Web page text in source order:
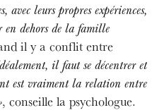
avec leurs propres expériences,
en dehors de la famille
il y a conflit entre
il faut se décentrer et
est vraiment la relation entre
, conseille la psychologue.